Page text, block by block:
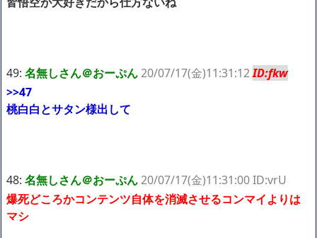
49: 名無しさん＠おーぷん20/07/17(金)11:31:12ID:fkw
>>47
桃白白とサタン様出して
48: 名無しさん＠おーぷん20/07/17(金)11:31:00 ID:vrU
爆死どころかコンテンツ自体を消滅させるコンマイよりは
マシ